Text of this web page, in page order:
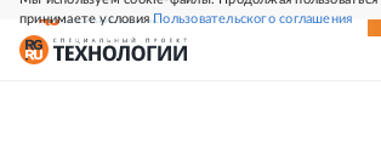
принимаете условияПользовательского соглашения
СВЕЖИЙ НОМЕР